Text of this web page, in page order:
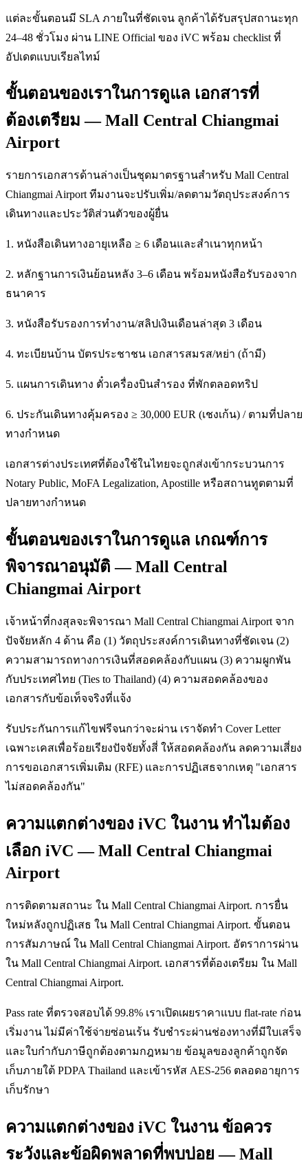
แต่ละขั้นตอนมี SLA ภายในที่ชัดเจน ลูกค้าได้รับสรุปสถานะทุก
24–48 ชั่วโมง ผ่าน LINE Official ของ iVC พร้อม checklist ที่
อัปเดตแบบเรียลไทม์
ขั้นตอนของเราในการดูแล เอกสารที่
ต้องเตรียม — Mall Central Chiangmai
Airport
รายการเอกสารด้านล่างเป็นชุดมาตรฐานสำหรับ Mall Central
Chiangmai Airport ทีมงานจะปรับเพิ่ม/ลดตามวัตถุประสงค์การ
เดินทางและประวัติส่วนตัวของผู้ยื่น
1. หนังสือเดินทางอายุเหลือ ≥ 6 เดือนและสำเนาทุกหน้า
2. หลักฐานการเงินย้อนหลัง 3–6 เดือน พร้อมหนังสือรับรองจาก
ธนาคาร
3. หนังสือรับรองการทำงาน/สลิปเงินเดือนล่าสุด 3 เดือน
4. ทะเบียนบ้าน บัตรประชาชน เอกสารสมรส/หย่า (ถ้ามี)
5. แผนการเดินทาง ตั๋วเครื่องบินสำรอง ที่พักตลอดทริป
6. ประกันเดินทางคุ้มครอง ≥ 30,000 EUR (เชงเก้น) / ตามที่ปลาย
ทางกำหนด
เอกสารต่างประเทศที่ต้องใช้ในไทยจะถูกส่งเข้ากระบวนการ
Notary Public, MoFA Legalization, Apostille หรือสถานทูตตามที่
ปลายทางกำหนด
ขั้นตอนของเราในการดูแล เกณฑ์การ
พิจารณาอนุมัติ — Mall Central
Chiangmai Airport
เจ้าหน้าที่กงสุลจะพิจารณา Mall Central Chiangmai Airport จาก
ปัจจัยหลัก 4 ด้าน คือ (1) วัตถุประสงค์การเดินทางที่ชัดเจน (2)
ความสามารถทางการเงินที่สอดคล้องกับแผน (3) ความผูกพัน
กับประเทศไทย (Ties to Thailand) (4) ความสอดคล้องของ
เอกสารกับข้อเท็จจริงที่แจ้ง
รับประกันการแก้ไขฟรีจนกว่าจะผ่าน เราจัดทำ Cover Letter
เฉพาะเคสเพื่อร้อยเรียงปัจจัยทั้งสี่ ให้สอดคล้องกัน ลดความเสี่ยง
การขอเอกสารเพิ่มเติม (RFE) และการปฏิเสธจากเหตุ "เอกสาร
ไม่สอดคล้องกัน"
ความแตกต่างของ iVC ในงาน ทำไมต้อง
เลือก iVC — Mall Central Chiangmai
Airport
การติดตามสถานะ ใน Mall Central Chiangmai Airport. การยื่น
ใหม่หลังถูกปฏิเสธ ใน Mall Central Chiangmai Airport. ขั้นตอน
การสัมภาษณ์ ใน Mall Central Chiangmai Airport. อัตราการผ่าน
ใน Mall Central Chiangmai Airport. เอกสารที่ต้องเตรียม ใน Mall
Central Chiangmai Airport.
Pass rate ที่ตรวจสอบได้ 99.8% เราเปิดเผยราคาแบบ flat-rate ก่อน
เริ่มงาน ไม่มีค่าใช้จ่ายซ่อนเร้น รับชำระผ่านช่องทางที่มีใบเสร็จ
และใบกำกับภาษีถูกต้องตามกฎหมาย ข้อมูลของลูกค้าถูกจัด
เก็บภายใต้ PDPA Thailand และเข้ารหัส AES-256 ตลอดอายุการ
เก็บรักษา
ความแตกต่างของ iVC ในงาน ข้อควร
ระวังและข้อผิดพลาดที่พบบ่อย — Mall